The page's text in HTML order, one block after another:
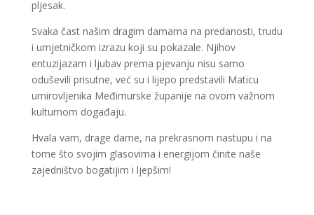
pljesak.
Svaka čast našim dragim damama na predanosti, trudu
i umjetničkom izrazu koji su pokazale. Njihov
entuzijazam i ljubav prema pjevanju nisu samo
oduševili prisutne, već su i lijepo predstavili Maticu
umirovljenika Međimurske županije na ovom važnom
kulturnom događaju.
Hvala vam, drage dame, na prekrasnom nastupu i na
tome što svojim glasovima i energijom činite naše
zajedništvo bogatijim i ljepšim!